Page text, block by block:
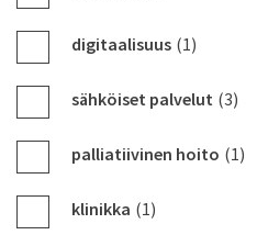
digitaalisuus (1)
sähköiset palvelut (3)
palliatiivinen hoito (1)
klinikka (1)